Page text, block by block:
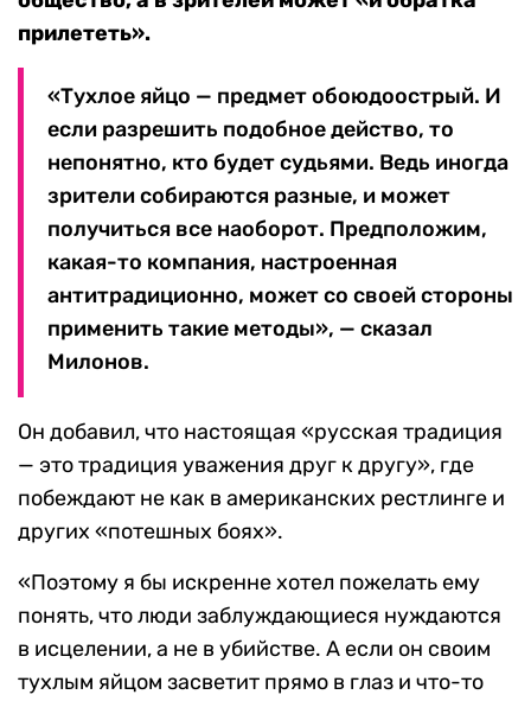
прилететь».
«Тухлое яйцо — предмет обоюдоострый. И
если разрешить подобное действо, то
непонятно, кто будет судьями. Ведь иногда
зрители собираются разные, и может
получиться все наоборот. Предположим,
какая-то компания, настроенная
антитрадиционно, может со своей стороны
применить такие методы», — сказал
Милонов.
Он добавил, что настоящая «русская традиция
— это традиция уважения друг к другу», где
побеждают не как в американских рестлинге и
других «потешных боях».
«Поэтому я бы искренне хотел пожелать ему
понять, что люди заблуждающиеся нуждаются
в исцелении, а не в убийстве. А если он своим
тухлым яйцом засветит прямо в глаз и что-то